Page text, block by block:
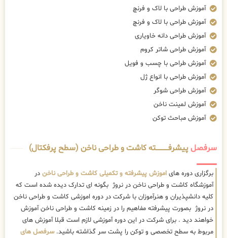
آموزش طراحی با لاک و فرنچ
آموزش طراحی با لاک و فرنچ
آموزش طراحی دانه خاویاری
آموزش طراحی شاتر کروم
آموزش طراحی با چسب و فویل
آموزش طراحی با انواع ژل
آموزش طراحی شوگر
آموزش لمینت ناخن
آموزش مباحث توکن
سرفصلپیشرفــــــــــــته کاشت و طراحی ناخن (سطح پرفکتال)
برگزاری دوره های اموزش پیشرفته و تکمیلی کاشت و طراحی ناخن در
آموزشگاه کاشت و طراحی ناخن در نروژ بگونه ای تدارک دیده شده است که
کلیه دانشپذیران و هنرآموزان با شرکت در دوره اموزشی کاشت و طراحی ناخن
در نروژ بصورت پیشرفته مفاهیم را در زمینه کاشت و طراحی ناخن آموزش
خواهند دید . برای شرکت در این دوره آموزشی لازم است قبلا آموزش های
مربوط به سطح تخصصی و توکن را پشت سر گذاشته باشید.سرفصل های